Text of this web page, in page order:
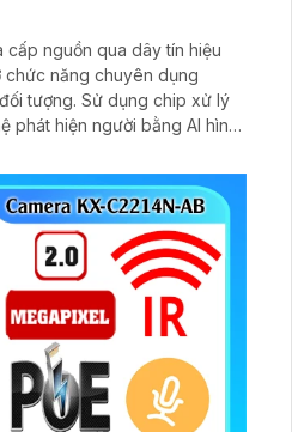
cấp nguồn qua dây tín hiệu
chức năng chuyên dụng
chip xử lý
phát hiện người bằng AI hình